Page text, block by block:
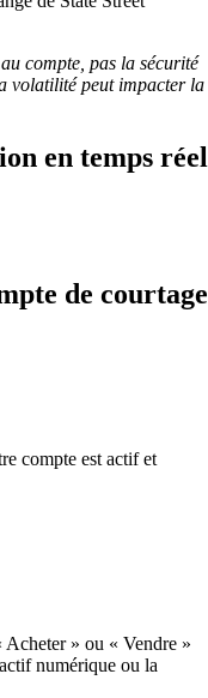
compte, pas la sécurité
volatilité peut impacter la
en temps réel
de courtage
compte est actif et
Acheter » ou « Vendre »
numérique ou la